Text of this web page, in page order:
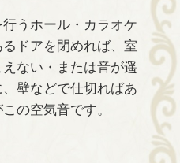
うホール・カラオケ
ドアを閉めれば、室
ない・または音が遥
壁などで仕切ればあ
の空気音です。